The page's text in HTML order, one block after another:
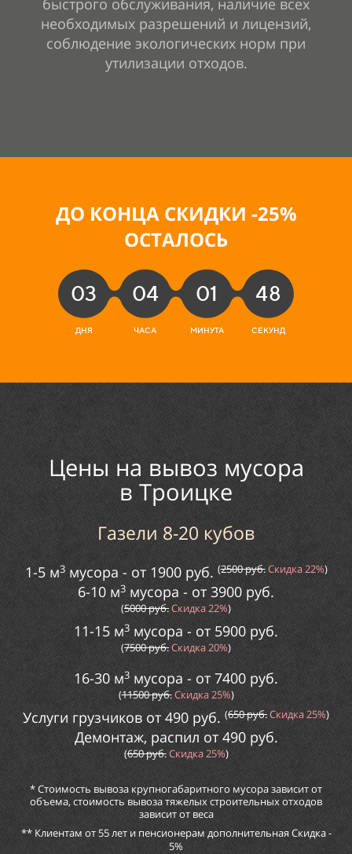
быстрого обслуживания, наличие всех
необходимых разрешений и лицензий,
соблюдение экологических норм при
утилизации отходов.
ДО КОНЦА СКИДКИ -25%
ОСТАЛОСЬ
03 04 01 46
ДНЯ ЧАСА МИНУТА СЕКУНД
Цены на вывоз мусора
в Троицке
Газели 8-20 кубов
1-5 м3 мусора - от 1900 руб. (2500руб.Скидка22%)
6-10 м3 мусора - от 3900 руб.
(5000руб.Скидка22%)
11-15 м3 мусора - от 5900 руб.
(7500руб.Скидка20%)
16-30 м3 мусора - от 7400 руб.
(11500руб.Скидка25%)
Услуги грузчиков от 490 руб. (650руб.Скидка25%)
Демонтаж, распил от 490 руб.
(650руб.Скидка25%)
* Стоимость вывоза крупногабаритного мусора зависит от
объема, стоимость вывоза тяжелых строительных отходов
зависит от веса
** Клиентам от 55 лет и пенсионерам дополнительная Скидка -
5%